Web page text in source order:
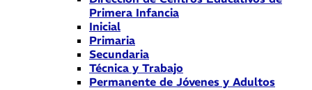
Primera Infancia
Inicial
Primaria
Secundaria
Técnica y Trabajo
Permanente de Jóvenes y Adultos